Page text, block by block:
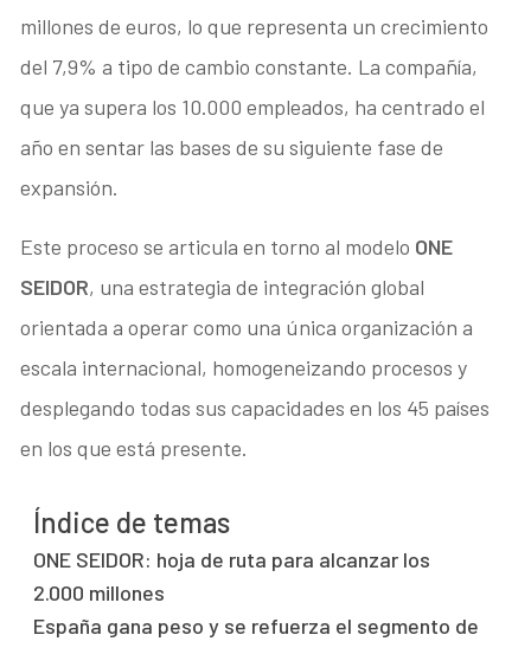
millones de euros, lo que representa un crecimiento
del 7,9% a tipo de cambio constante. La compañía,
que ya supera los 10.000 empleados, ha centrado el
año en sentar las bases de su siguiente fase de
expansión.
Este proceso se articula en torno al modelo ONE
SEIDOR, una estrategia de integración global
orientada a operar como una única organización a
escala internacional, homogeneizando procesos y
desplegando todas sus capacidades en los 45 países
en los que está presente.
Índice de temas
ONE SEIDOR: hoja de ruta para alcanzar los
2.000 millones
España gana peso y se refuerza el segmento de